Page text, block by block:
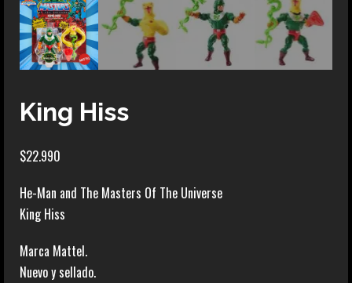
King Hiss
$22.990
He-Man and The Masters Of The Universe
King Hiss
Marca Mattel.
Nuevo y sellado.